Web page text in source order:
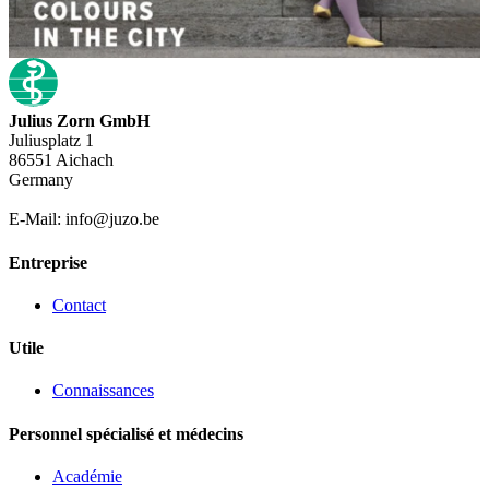
Julius Zorn GmbH
Juliusplatz 1
86551 Aichach
Germany
E-Mail: info@juzo.be
Entreprise
Contact
Utile
Connaissances
Personnel spécialisé et médecins
Académie